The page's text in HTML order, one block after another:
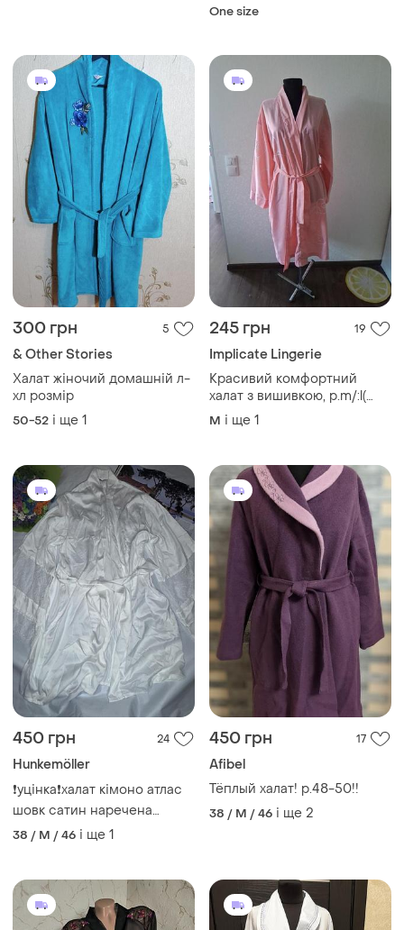
One size
300 грн 5
& Other Stories
Халат жіночий домашній л-
хл розмір
50-52 і ще 1
245 грн 19
Implicate Lingerie
Красивий комфортний
халат з вишивкою, р.m/:l(
46-48)
M і ще 1
450 грн 24
Hunkemöller
❗️уцінка❗️халат кімоно атлас
шовк сатин наречена
невеста bride m/l від
hunkemoller kimono satin
38 / M / 46 і ще 1
450 грн 17
Afibel
Тёплый халат! р.48-50!!
38 / M / 46 і ще 2